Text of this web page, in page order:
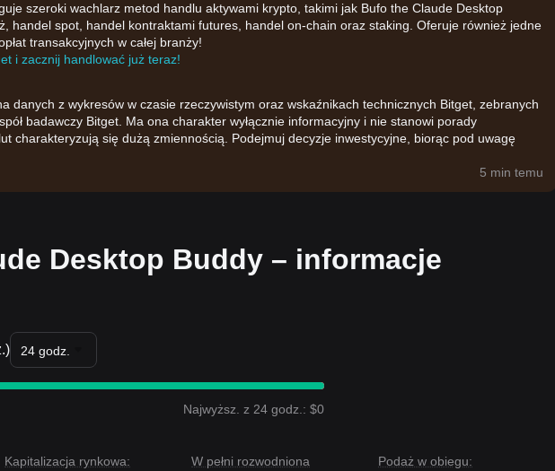
szeroki wachlarz metod handlu aktywami krypto, takimi jak Bufo the Claude Desktop
handel spot, handel kontraktami futures, handel on-chain oraz staking. Oferuje również jedne
transakcyjnych w całej branży!
i zacznij handlować już teraz!
danych z wykresów w czasie rzeczywistym oraz wskaźnikach technicznych Bitget, zebranych
badawczy Bitget. Ma ona charakter wyłącznie informacyjny i nie stanowi porady
charakteryzują się dużą zmiennością. Podejmuj decyzje inwestycyjne, biorąc pod uwagę
5 min temu
Desktop Buddy – informacje
24 godz.
Najwyższ. z 24 godz.: $0
Kapitalizacja rynkowa:
W pełni rozwodniona
Podaż w obiegu: